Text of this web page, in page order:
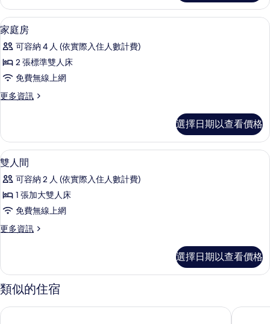
hotel
when
making)
的
所
有
相
房
(Please
contact
the
hotel
when
making)
的
詳
情
顯
示
家
庭
的
有
相
片
6
家庭房
可容納 4 人 (依實際入住人數計費)
2 張標準雙人床
免費無線上網
更多資訊
更
房
的
詳
選擇日期以查看價格
顯
示
雙
人
的
有
相
片
7
雙人間
可容納 2 人 (依實際入住人數計費)
1 張加大雙人床
免費無線上網
更多資訊
更
間
的
詳
選擇日期以查看價格
類似的住宿
勾勾之家 胡氏飯店